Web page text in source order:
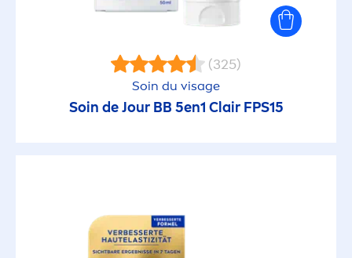
(325)
Soin du visage
Soin de Jour BB 5en1 Clair FPS15